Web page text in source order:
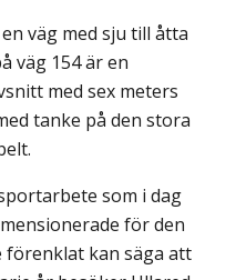
väg med sju till åtta
väg 154 är en
med sex meters
tanke på den stora
som i dag
för den
förenklat kan säga att